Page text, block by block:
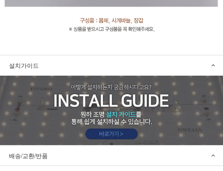
설치가이드
배송/교환/반품